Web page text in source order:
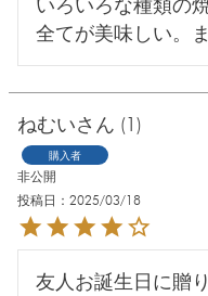
全てが美味しい。
ねむい 1
購入者
非公開
投稿日
2025/03/18
友人お誕生日に贈